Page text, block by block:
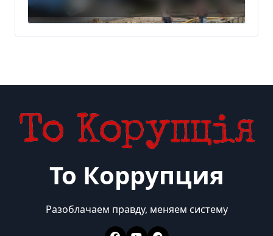
То Коррупция
Разоблачаем правду, меняем систему